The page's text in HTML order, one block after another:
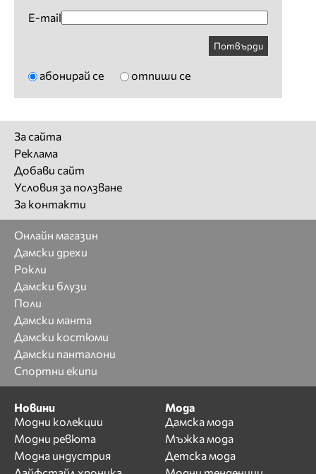
E-mail
Потвърди
абонирай се отпиши се
За сайта
Реклама
Добави сайт
Условия за ползване
За контакти
Онлайн магазин
Дамски дрехи
Рокли
Дамски блузи
Поли
Дамски манта
Дамски костюми
Дамски панталони
Спортни екипи
Новини
Модни колекции
Модни ревюта
Модна индустрия
Мода
Дамска мода
Мъжка мода
Детска мода